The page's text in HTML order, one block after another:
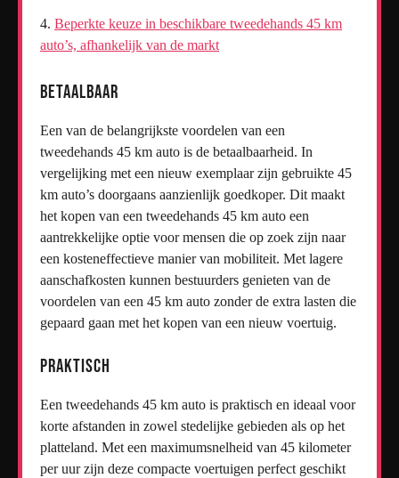
Beperkte keuze in beschikbare tweedehands 45 km
auto’s, afhankelijk van de markt
Betaalbaar
Een van de belangrijkste voordelen van een
tweedehands 45 km auto is de betaalbaarheid. In
vergelijking met een nieuw exemplaar zijn gebruikte 45
km auto’s doorgaans aanzienlijk goedkoper. Dit maakt
het kopen van een tweedehands 45 km auto een
aantrekkelijke optie voor mensen die op zoek zijn naar
een kosteneffectieve manier van mobiliteit. Met lagere
aanschafkosten kunnen bestuurders genieten van de
voordelen van een 45 km auto zonder de extra lasten die
gepaard gaan met het kopen van een nieuw voertuig.
Praktisch
Een tweedehands 45 km auto is praktisch en ideaal voor
korte afstanden in zowel stedelijke gebieden als op het
platteland. Met een maximumsnelheid van 45 kilometer
per uur zijn deze compacte voertuigen perfect geschikt